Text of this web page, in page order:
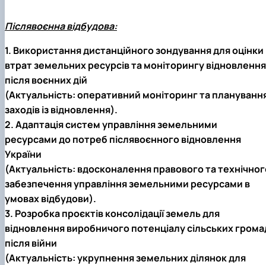
Післявоєнна відбудова:
1. Використання дистанційного зондування для оцінки
втрат земельних ресурсів та моніторингу відновлення
після воєнних дій
(Актуальність: оперативний моніторинг та
заходів із відновлення).
2. Адаптація систем управління земельними
ресурсами до потреб післявоєнного відновлення
України
(Актуальність: вдосконалення правового та
забезпечення управління земельними ресурсами в
умовах відбудови).
3. Розробка проєктів консолідації земель для
відновлення виробничого потенціалу сільських
після війни
(Актуальність: укрупнення земельних ділянок для